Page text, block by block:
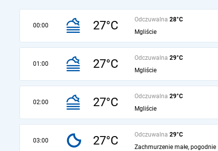
00:00 27°C Odczuwalna 28°C
Mgliście
01:00 27°C Odczuwalna 29°C
Mgliście
02:00 27°C Odczuwalna 29°C
Mgliście
03:00 27°C Odczuwalna 29°C
Zachmurzenie małe, pogodnie